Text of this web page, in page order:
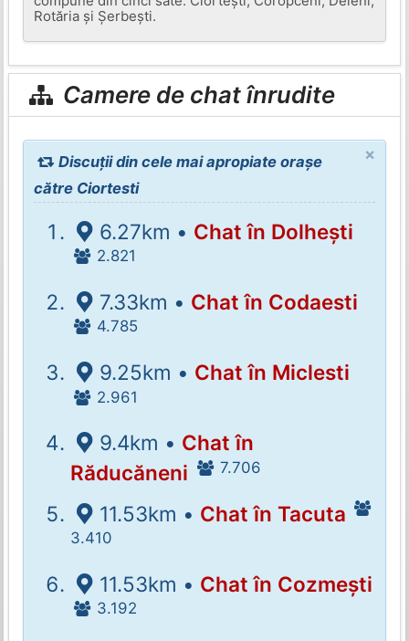
Rotăria și Șerbești.
Camere de chat înrudite
×
Discuții din cele mai apropiate orașe
către Ciortesti
6.27km • Chat în Dolhești
2.821
7.33km • Chat în Codaesti
4.785
9.25km • Chat în Miclesti
2.961
9.4km • Chat în
Răducăneni
7.706
11.53km • Chat în Tacuta
3.410
11.53km • Chat în Cozmești
3.192